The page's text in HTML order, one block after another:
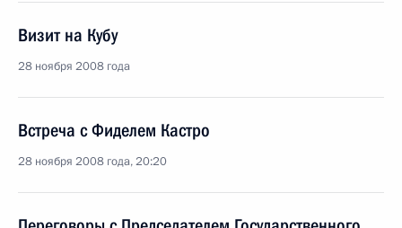
Визит на Кубу
28 ноября 2008 года
Встреча с Фиделем Кастро
28 ноября 2008 года, 20:20